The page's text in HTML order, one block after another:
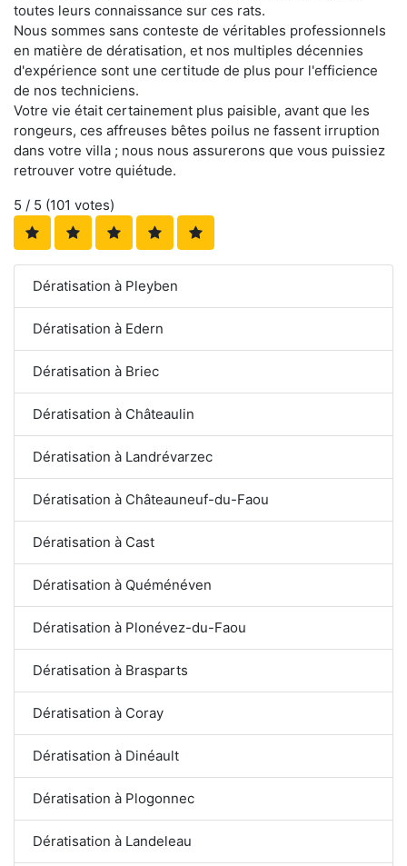
toutes leurs connaissance sur ces rats.
Nous sommes sans conteste de véritables professionnels
en matière de dératisation, et nos multiples décennies
d'expérience sont une certitude de plus pour l'efficience
de nos techniciens.
Votre vie était certainement plus paisible, avant que les
rongeurs, ces affreuses bêtes poilus ne fassent irruption
dans votre villa ; nous nous assurerons que vous puissiez
retrouver votre quiétude.
5 / 5 (101 votes)
Dératisation à Pleyben
Dératisation à Edern
Dératisation à Briec
Dératisation à Châteaulin
Dératisation à Landrévarzec
Dératisation à Châteauneuf-du-Faou
Dératisation à Cast
Dératisation à Quéménéven
Dératisation à Plonévez-du-Faou
Dératisation à Brasparts
Dératisation à Coray
Dératisation à Dinéault
Dératisation à Plogonnec
Dératisation à Landeleau